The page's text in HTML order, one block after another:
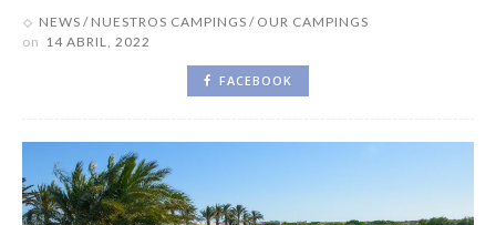
NEWS NUESTROS CAMPINGS
OUR CAMPINGS
on 14 ABRIL, 2022
FACEBOOK